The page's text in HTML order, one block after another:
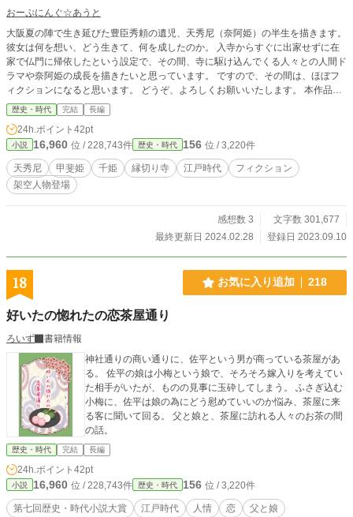
ームの「糺ノ杜 胡瓜堂」も、このお話から拝借しています。
三話構成の短編です。
おーぷにんぐ☆あうと
大阪夏の陣で生き延びた豊臣秀頼の遺児、天秀尼（奈阿姫）の半生を描きます。
彼女は何を想い、どう生きて、何を成したのか。 入寺からすぐに出家せずに在
家で仏門に帰依したという設定で、その間、寺に駆け込んでくる人々との人間ド
ラマや奈阿姫の成長を描きたいと思っています。 ですので、その間は、ほぼフ
ィクションになると思います。 どうぞ、よろしくお願いいたします。 本作品
は、カクヨムさまにも掲載しています。 ※2023.9.21 編集しました。
歴史・時代 完結 長編
24h.ポイント 42pt
小説 16,960 位 / 228,743件 歴史・時代 156 位 / 3,220件
天秀尼 甲斐姫 千姫 縁切り寺 江戸時代
フィクション
架空人物登場
感想数 3
文字数 301,677
最終更新日 2024.02.28
登録日 2023.09.10
18 お気に入り追加 218
好いたの惚れたの恋茶屋通り
ろいず
書籍情報
神社通りの商い通りに、佐平という男が商っている茶屋があ
る。 佐平の娘は小梅という娘で、そろそろ嫁入りを考えてい
た相手がいたが、ものの見事に玉砕してしまう。 ふさぎ込む
小梅に、佐平は娘の為にどう慰めていいのか悩み、茶屋に来
る客に聞いて回る。 父と娘と、茶屋に訪れる人々のお茶の間
の話。
歴史・時代 完結 長編
24h.ポイント 42pt
小説 16,960 位 / 228,743件 歴史・時代 156 位 / 3,220件
第七回歴史・時代小説大賞 江戸時代 人情 恋 父と娘